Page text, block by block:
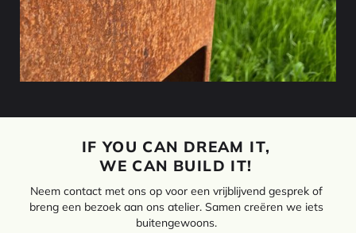
IF YOU CAN DREAM IT,
WE CAN BUILD IT!
Neem contact met ons op voor een vrijblijvend gesprek of
breng een bezoek aan ons atelier. Samen creëren we iets
buitengewoons.